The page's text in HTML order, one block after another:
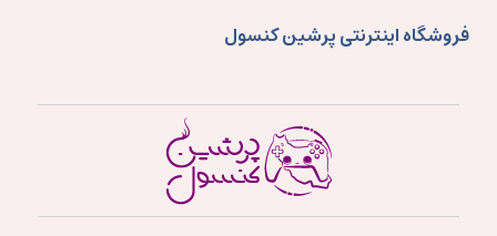
فروشگاه اینترنتی پرشین کنسول